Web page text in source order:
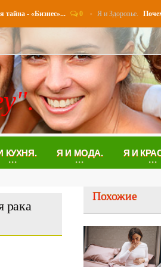
- «Бизнес»... 0 Я и Здоровье. Почему
КУХНЯ. Я И МОДА. Я И
рака
Похожие